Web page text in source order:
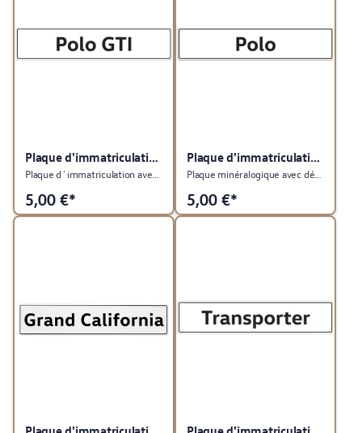
Plaque d'immatriculation du véhicule
Plaque d´immatriculation avec désignation du type Polo GTI
5,00 €*
Plaque d'immatriculation du véhicule
Plaque minéralogique avec désignation du type Polo
5,00 €*